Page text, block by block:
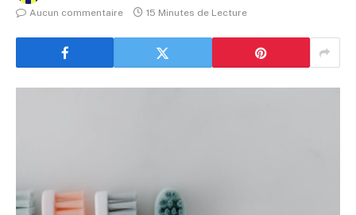
Aucun commentaire
15 Minutes de Lecture